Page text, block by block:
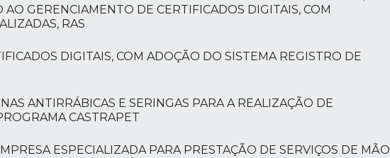
GERENCIAMENTO DE CERTIFICADOS DIGITAIS, COM
RAS
DIGITAIS, COM ADOÇÃO DO SISTEMA REGISTRO DE
ANTIRRÁBICAS E SERINGAS PARA A REALIZAÇÃO DE
CASTRAPET
ESPECIALIZADA PARA PRESTAÇÃO DE SERVIÇOS DE MÃO